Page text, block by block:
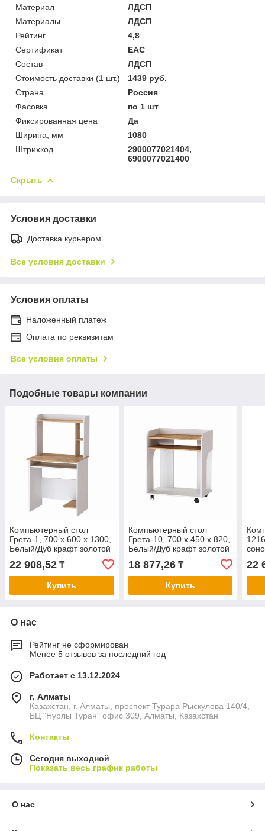
Материал
ЛДСП
Материалы
ЛДСП
Рейтинг
4,8
Сертификат
ЕАС
Состав
ЛДСП
Стоимость доставки (1 шт.)
1439 руб.
Страна
Россия
Фасовка
по 1 шт
Фиксированная цена
Да
Ширина, мм
1080
Штрихкод
2900077021404,
6900077021400
Скрыть
Условия доставки
Доставка курьером
Все условия доставки
Условия оплаты
Наложенный платеж
Оплата по реквизитам
Все условия оплаты
Подобные товары компании
Компьютерный стол
Грета-1, 700 х 600 х 1300,
Белый/Дуб крафт золотой
22 908,52 ₸
Купить
Компьютерный стол
Грета-10, 700 х 450 х 820,
Белый/Дуб крафт золотой
18 877,26₸
Купить
22
О нас
Рейтинг не сформирован
Менее 5 отзывов за последний год
Работает с 13.12.2024
г. Алматы
Казахстан, г. Алматы, проспект Турара Рыскулова 140/4,
БЦ "Нурлы Туран" офис 309, Алматы, Казахстан
Контакты
Сегодня выходной
Показать весь график работы
О нас